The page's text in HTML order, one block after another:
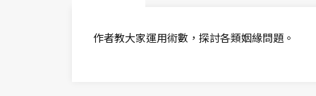
作者教大家運用術數，探討各類姻緣問題。